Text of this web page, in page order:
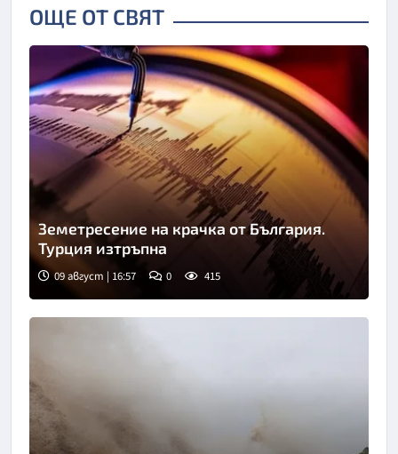
ОЩЕ ОТ СВЯТ
Земетресение на крачка от България.
Турция изтръпна
09 август | 16:57 0 415